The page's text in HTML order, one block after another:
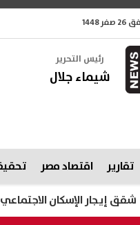
رئيس التحرير
شيماء جلال
تقارير اقتصاد مصر
الاجتماعي 2026.. طرح 3280 وحدة بمبادرة "حياة كريمة "